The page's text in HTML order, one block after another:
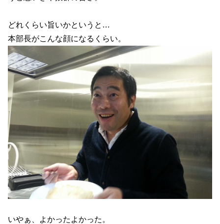
どれくらい旨いかというと…
本部長がこんな顔になるくらい。
いやぁ、よかったよかった。